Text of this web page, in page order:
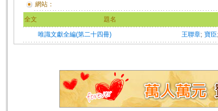
網站：
全文 題名
唯識文獻全編(第二十四冊) 王聯章; 寶臣